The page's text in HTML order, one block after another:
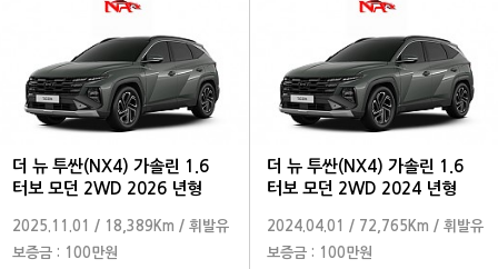
더 뉴 투싼(NX4) 가솔린 1.6
터보 모던 2WD 2026 년형
2025.11.01 / 18,389Km / 휘발유
보증금 : 100만원
더 뉴 투싼(NX4) 가솔린 1.6
터보 모던 2WD 2024 년형
2024.04.01 / 72,765Km / 휘발유
보증금 : 100만원